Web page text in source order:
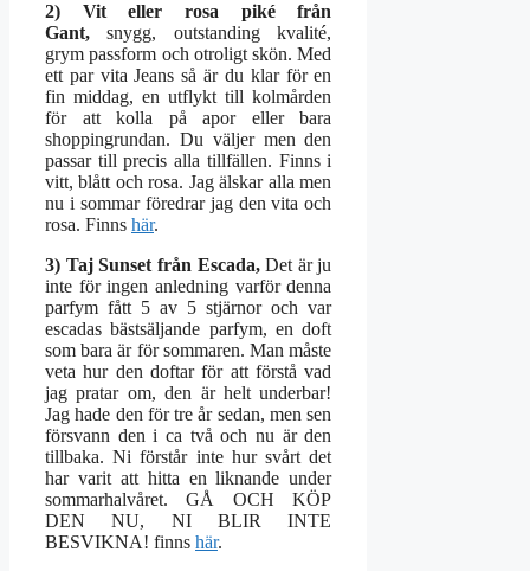
2) Vit eller rosa piké från
Gant,snygg, outstanding kvalité,
grym passform och otroligt skön. Med
ett par vita Jeans så är du klar för en
fin middag, en utflykt till kolmården
för att kolla på apor eller bara
shoppingrundan. Du väljer men den
passar till precis alla tillfällen. Finns i
vitt, blått och rosa. Jag älskar alla men
nu i sommar föredrar jag den vita och
rosa. Finns här.
3) Taj Sunset från Escada,Det är ju
inte för ingen anledning varför denna
parfym fått 5 av 5 stjärnor och var
escadas bästsäljande parfym, en doft
som bara är för sommaren. Man måste
veta hur den doftar för att förstå vad
jag pratar om, den är helt underbar!
Jag hade den för tre år sedan, men sen
försvann den i ca två och nu är den
tillbaka. Ni förstår inte hur svårt det
har varit att hitta en liknande under
sommarhalvåret. GÅ OCH KÖP
DEN NU, NI BLIR INTE
BESVIKNA! finns här.